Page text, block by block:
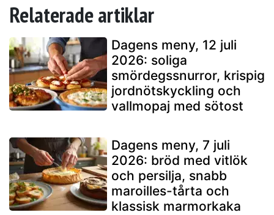
Relaterade artiklar
Dagens meny, 12 juli
2026: soliga
smördegssnurror, krispig
jordnötskyckling och
vallmopaj med sötost
Dagens meny, 7 juli
2026: bröd med vitlök
och persilja, snabb
maroilles-tårta och
klassisk marmorkaka